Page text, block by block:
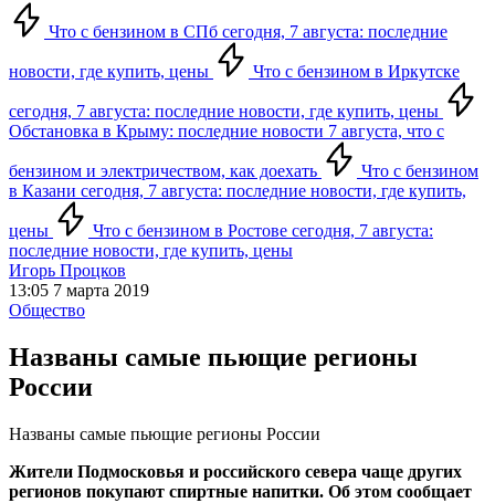
Что с бензином в СПб сегодня, 7 августа: последние
новости, где купить, цены Что с бензином в Иркутске
сегодня, 7 августа: последние новости, где купить, цены
Обстановка в Крыму: последние новости 7 августа, что с
бензином и электричеством, как доехать
Что с бензином
в Казани сегодня, 7 августа: последние новости, где купить,
цены
Что с бензином в Ростове сегодня, 7 августа:
последние новости, где купить, цены
Игорь Процков
13:05 7 марта 2019
Общество
Названы самые пьющие регионы
России
Названы самые пьющие регионы России
Жители Подмосковья и российского севера чаще других
регионов покупают спиртные напитки. Об этом сообщает